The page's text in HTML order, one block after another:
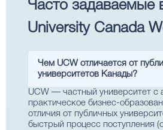
Часто задаваемые
University Canada
Чем UCW отличается от
университетов Канады?
UCW — частный университет с
практическое бизнес-
отличия от публичных
быстрый процесс поступления